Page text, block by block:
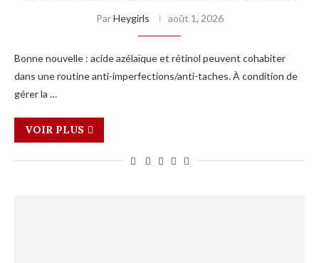
ParHeygirls août 1, 2026
Bonne nouvelle : acide azélaïque et rétinol peuvent cohabiter
dans une routine anti-imperfections/anti-taches. À condition de
gérer la …
VOIR PLUS